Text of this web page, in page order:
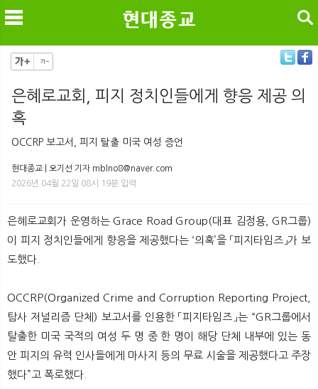
메
뉴 색
검색
은혜로교회, 피지 정치인들에게 향응 제공 의
혹
OCCRP 보고서, 피지 탈출 미국 여성 증언
현대종교 | 오기선 기자 mblno8@naver.com
2026년 04월 22일 08시 19분 입력
은혜로교회가 운영하는 Grace Road Group(대표 김정용, GR그룹)
이 피지 정치인들에게 향응을 제공했다는 ‘의혹’을 「피지타임즈」가 보
도했다.
OCCRP(Organized Crime and Corruption Reporting Project,
탐사 저널리즘 단체) 보고서를 인용한 「피지타임즈」는 “GR그룹에서
탈출한 미국 국적의 여성 두 명 중 한 명이 해당 단체 내부에 있는 동
안 피지의 유력 인사들에게 마사지 등의 무료 시술을 제공했다고 주장
했다”고 폭로했다.